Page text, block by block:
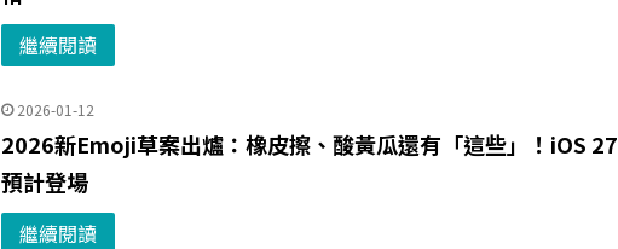
繼續閱讀
2026-01-12
2026新Emoji草案出爐：橡皮擦、酸黃瓜還有「這些」！iOS 27
預計登場
繼續閱讀